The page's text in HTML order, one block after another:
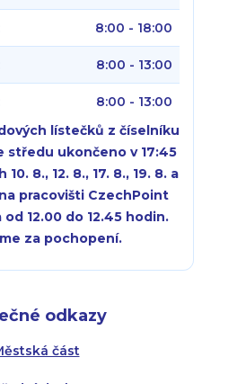
odkazy
část
8:00 - 18:00
8:00 - 13:00
8:00 - 13:00
lístečků z číselníku
středu ukončeno v 17:45
10. 8., 12. 8., 17. 8., 19. 8. a
pracovišti CzechPoint
12.00 do 12.45 hodin.
za pochopení.